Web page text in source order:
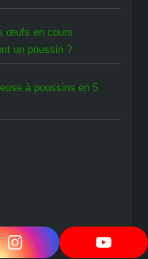
œufs en cours
un poussin ?
à poussins en 5